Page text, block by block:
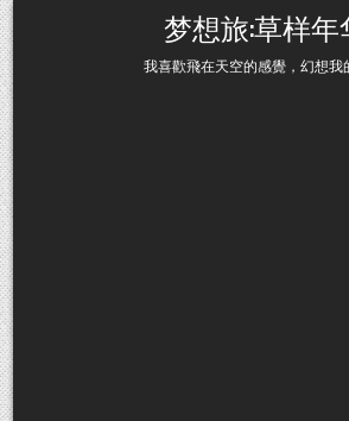
Skip to content 梦想旅:草样年
我喜歡飛在天空的感覺，幻想我